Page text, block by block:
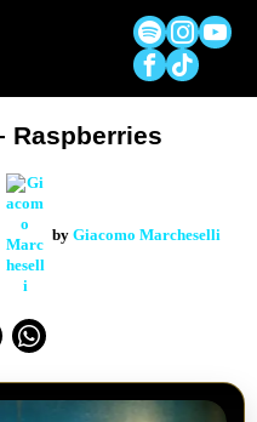
Raspberries
by Giacomo Marcheselli